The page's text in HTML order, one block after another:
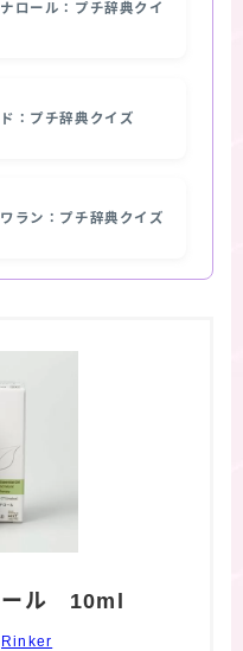
ロール：プチ辞典クイ
：プチ辞典クイズ
ラン：プチ辞典クイズ
ール 10ml
Rinker